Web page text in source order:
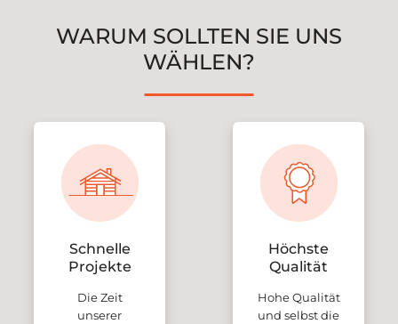
WARUM SOLLTEN SIE UNS
WÄHLEN?
Schnelle
Projekte
Die Zeit
unserer
Höchste
Qualität
Hohe Qualität
und selbst die